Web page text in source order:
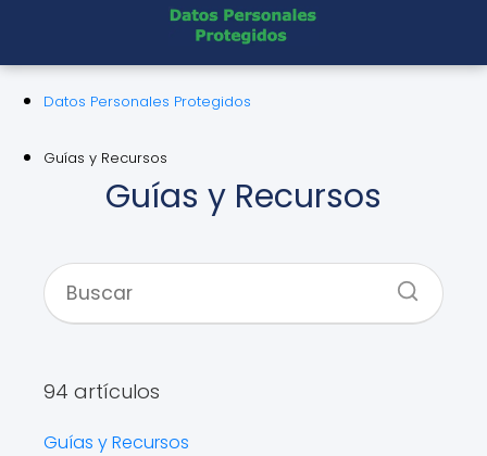
Datos Personales Protegidos
Guías y Recursos
Guías y Recursos
94 artículos
Guías y Recursos